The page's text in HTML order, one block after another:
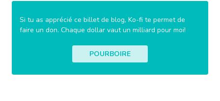
Si tu as apprécié ce billet de blog, Ko-fi te permet de
faire un don. Chaque dollar vaut un milliard pour moi!
POURBOIRE